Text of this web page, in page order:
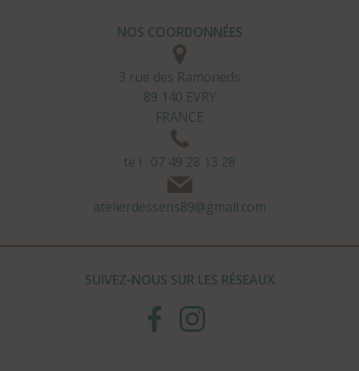
NOS COORDONNÉES
3 rue des Ramoneds
89 140 EVRY
FRANCE
te l : 07 49 28 13 28
atelierdessens89@gmail.com
SUIVEZ-NOUS SUR LES RÉSEAUX